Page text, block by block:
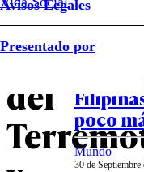
Avisos Legales
Presentado por
el
origen
del
10 de Octubre de
poco
Mundo
30 de Septiembre